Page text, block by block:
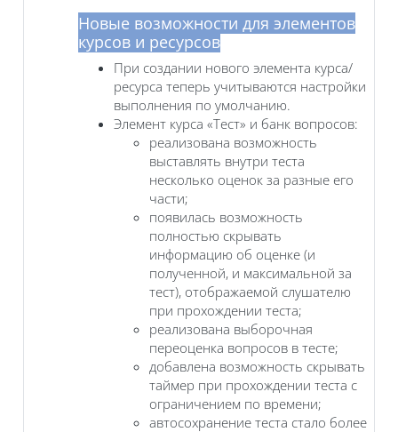
Новые возможности для элементов
курсов и ресурсов
При создании нового элемента курса/
ресурса теперь учитываются настройки
выполнения по умолчанию.
Элемент курса «Тест» и банк вопросов:
реализована возможность
выставлять внутри теста
несколько оценок за разные его
части;
появилась возможность
полностью скрывать
информацию об оценке (и
полученной, и максимальной за
тест), отображаемой слушателю
при прохождении теста;
реализована выборочная
переоценка вопросов в тесте;
добавлена возможность скрывать
таймер при прохождении теста с
ограничением по времени;
автосохранение теста стало более